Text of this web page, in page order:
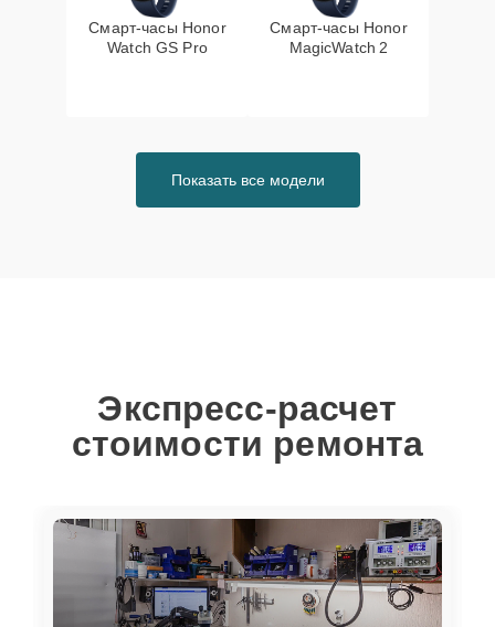
Смарт-часы Honor
Watch GS Pro
Смарт-часы Honor
MagicWatch 2
Показать все модели
Экспресс-расчет
стоимости ремонта